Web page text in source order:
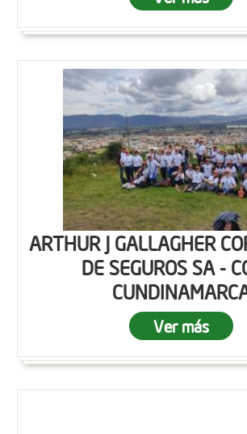
ARTHUR J GALLAGHER
DE SEGUROS SA -
Ver más